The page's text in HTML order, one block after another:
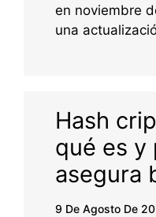
en noviembre
una
Hash
qué es y
asegura
9 De Agosto De